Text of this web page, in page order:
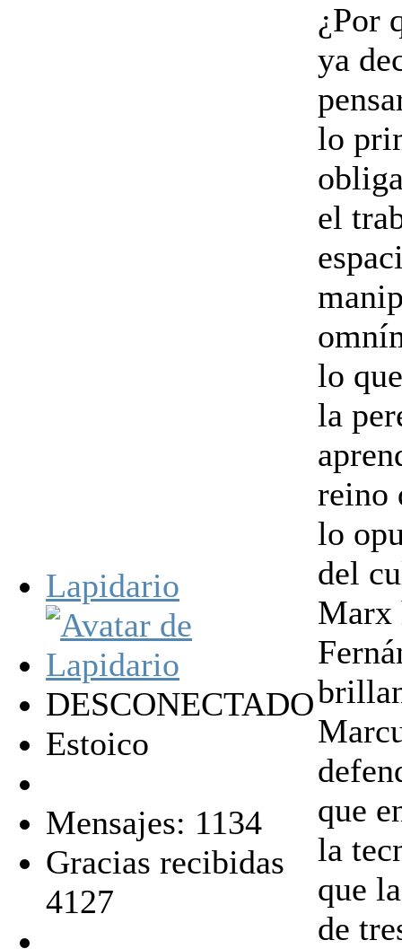
Lapidario
DESCONECTADO
Estoico
Mensajes: 1134
Gracias recibidas
4127
¿Por
ya
lo
el
lo
la
reino
lo
del
Marx
que
la
que
de